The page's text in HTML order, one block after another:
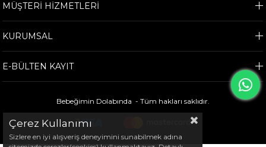
MÜŞTERİ HİZMETLERİ
KURUMSAL
E-BÜLTEN KAYIT
Bebeğimin Dolabında - Tüm hakları saklıdır.
Çerez Kullanımı
Sizlere en iyi alışveriş deneyimini sunabilmek adına